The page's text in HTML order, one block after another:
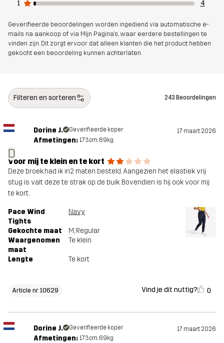
Mesh 91% Polyester, 9% Elastaan
Gewicht 405g in maat Medium
Duurzaamheid Details over gerecyclede materialen
lees hier
Ontworpen
voor
ALLROUND HARDLOPEN EN TRAINING
Artikelnummer 10629_2001
1 4
Geverifieerde beoordelingen worden ingediend via automatische e-
mails na aankoop of via Mijn Pagina's, waar eerdere bestellingen te
vinden zijn. Dit zorgt ervoor dat alleen klanten die het product hebben
gekocht een beoordeling kunnen achterlaten.
Filteren en sorteren 243 Beoordelingen
D
Dorine J. Geverifieerde koper 17 maart 2026
Afmetingen: 173cm, 69kg
Voor mij te klein en te kort
Deze broek.had ik in2 maten besteld. Aangezien het elastiek vrij
stug is valt deze te strak op de buik. Bovendien is hij ook voor mij
te kort.
Pace Wind
Tights
Navy
Gekochte maat M, Regular
Waargenomen
maat
Te klein
Lengte Te kort
Article nr 10629 Vind je dit nuttig? 0
Dorine J. Geverifieerde koper 17 maart 2026
Afmetingen: 173cm, 69kg